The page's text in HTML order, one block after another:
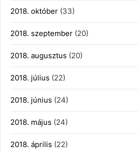
2018. október (33)
2018. szeptember (20)
2018. augusztus (20)
2018. július (22)
2018. június (24)
2018. május (24)
2018. április (22)